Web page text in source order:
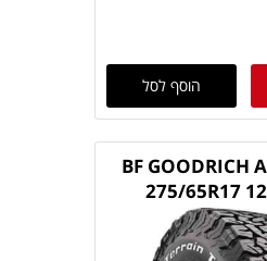
הוסף לסל
BF GOODRICH
275/65R17